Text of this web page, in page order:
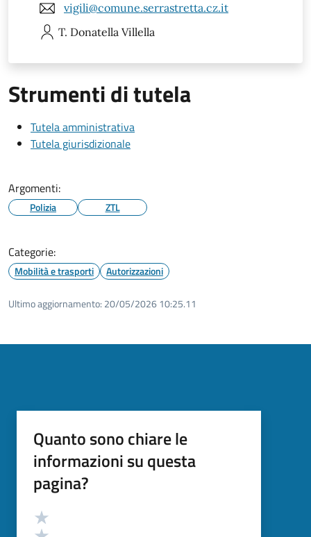
vigili@comune.serrastretta.cz.it
T. Donatella Villella
Strumenti di tutela
Tutela amministrativa
Tutela giurisdizionale
Argomenti:
Polizia ZTL
Categorie:
Mobilità e trasporti Autorizzazioni
Ultimo aggiornamento: 20/05/2026 10:25.11
Quanto sono chiare le
informazioni su questa
pagina?
Valutazione